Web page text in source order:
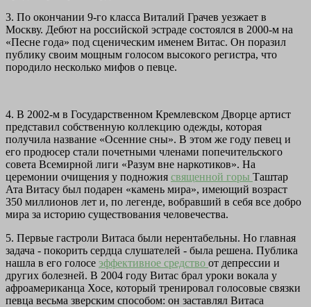
3. По окончании 9-го класса Виталий Грачев уезжает в
Москву. Дебют на российской эстраде состоялся в 2000-м на
«Песне года» под сценическим именем Витас. Он поразил
публику своим мощным голосом высокого регистра, что
породило несколько мифов о певце.
4. В 2002-м в Государственном Кремлевском Дворце артист
представил собственную коллекцию одежды, которая
получила название «Осенние сны». В этом же году певец и
его продюсер стали почетными членами попечительского
совета Всемирной лиги «Разум вне наркотиков». На
церемонии очищения у подножия священной горы Таштар
Ата Витасу был подарен «камень мира», имеющий возраст
350 миллионов лет и, по легенде, вобравший в себя все добро
мира за историю существования человечества.
5. Первые гастроли Витаса были нерентабельны. Но главная
задача - покорить сердца слушателей - была решена. Публика
нашла в его голосе эффективное средство от депрессии и
других болезней. В 2004 году Витас брал уроки вокала у
афроамериканца Хосе, который тренировал голосовые связки
певца весьма зверским способом: он заставлял Витаса